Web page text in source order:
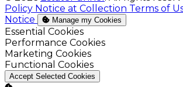
Policy Notice at Collection Terms of
Notice
Manage my Cookies
Enable
Essential Cookies
Enable
Performance Cookies
Enable
Marketing Cookies
Enable
Functional Cookies
Accept Selected Cookies